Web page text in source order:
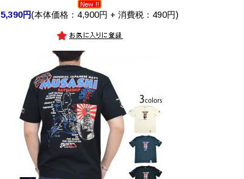
5,390円(本体価格：4,900円 + 消費税：490円)